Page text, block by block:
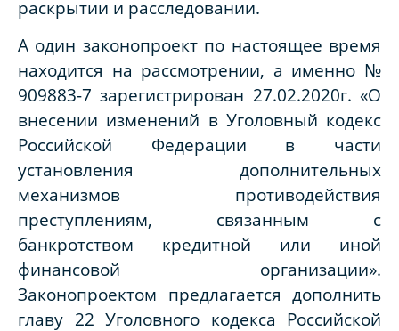
раскрытии и расследовании.
А один законопроект по настоящее время
находится на рассмотрении, а именно №
909883-7 зарегистрирован 27.02.2020г. «О
внесении изменений в Уголовный кодекс
Российской Федерации в части
установления дополнительных
механизмов противодействия
преступлениям, связанным с
банкротством кредитной или иной
финансовой организации».
Законопроектом предлагается дополнить
главу 22 Уголовного кодекса Российской